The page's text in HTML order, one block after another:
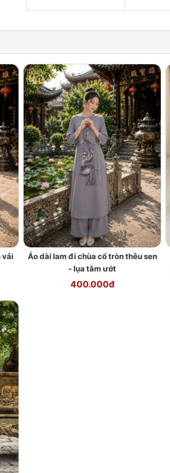
vải
Áo dài lam đi chùa cổ tròn thêu sen
- lụa tằm ướt
400.000đ